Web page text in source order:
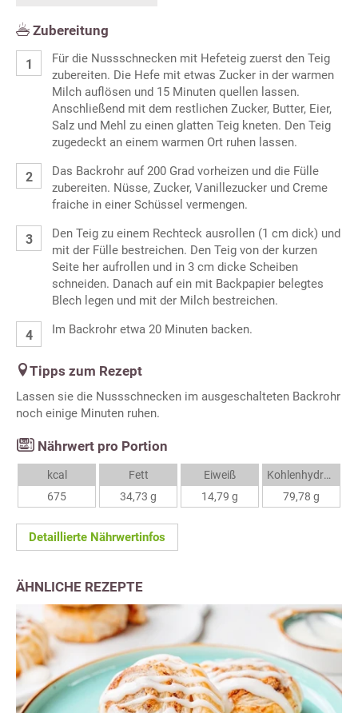
Zubereitung
Für die Nussschnecken mit Hefeteig zuerst den Teig
zubereiten. Die Hefe mit etwas Zucker in der warmen
Milch auflösen und 15 Minuten quellen lassen.
Anschließend mit dem restlichen Zucker, Butter, Eier,
Salz und Mehl zu einen glatten Teig kneten. Den Teig
zugedeckt an einem warmen Ort ruhen lassen.
Das Backrohr auf 200 Grad vorheizen und die Fülle
zubereiten. Nüsse, Zucker, Vanillezucker und Creme
fraiche in einer Schüssel vermengen.
Den Teig zu einem Rechteck ausrollen (1 cm dick) und
mit der Fülle bestreichen. Den Teig von der kurzen
Seite her aufrollen und in 3 cm dicke Scheiben
schneiden. Danach auf ein mit Backpapier belegtes
Blech legen und mit der Milch bestreichen.
Im Backrohr etwa 20 Minuten backen.
Tipps zum Rezept
Lassen sie die Nussschnecken im ausgeschalteten Backrohr
noch einige Minuten ruhen.
Nährwert pro Portion
kcal
675
Fett
34,73 g
Eiweiß
14,79 g
Kohlenhydrate
79,78 g
Detaillierte Nährwertinfos
ÄHNLICHE REZEPTE